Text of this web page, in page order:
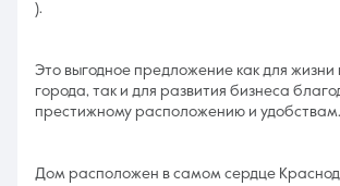
).
Это выгодное предложение как для жизни
города, так и для развития бизнеса
престижному расположению и удобствам.
Дом расположен в самом сердце